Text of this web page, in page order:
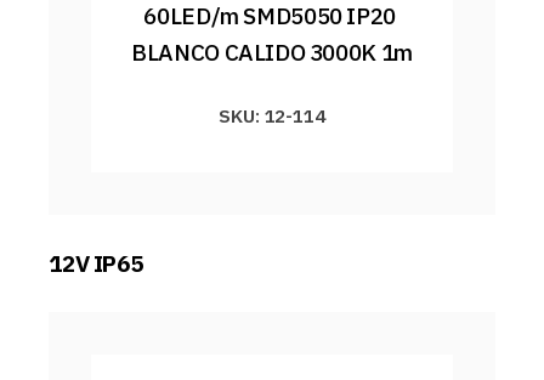
60LED/m SMD5050 IP20
BLANCO CALIDO 3000K 1m
SKU: 12-114
12V IP65